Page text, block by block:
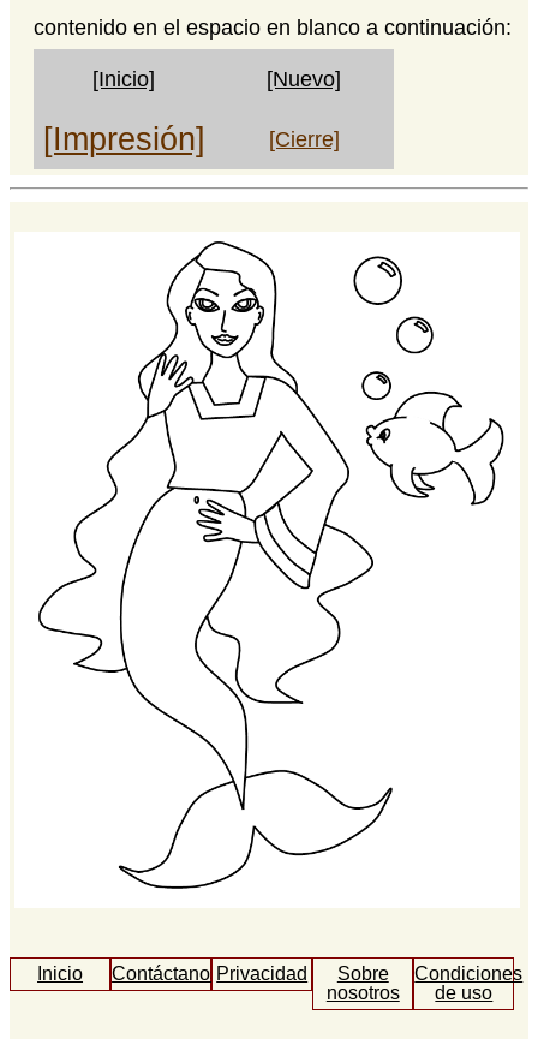
contenido en el espacio en blanco a continuación:
[Inicio] [Nuevo]
[Impresión] [Cierre]
Inicio ContáctanosPrivacidad
Sobre
nosotros
Condiciones
de uso